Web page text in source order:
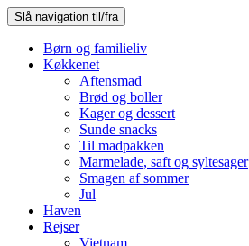
Slå navigation til/fra
Børn og familieliv
Køkkenet
Aftensmad
Brød og boller
Kager og dessert
Sunde snacks
Til madpakken
Marmelade, saft og syltesager
Smagen af sommer
Jul
Haven
Rejser
Vietnam